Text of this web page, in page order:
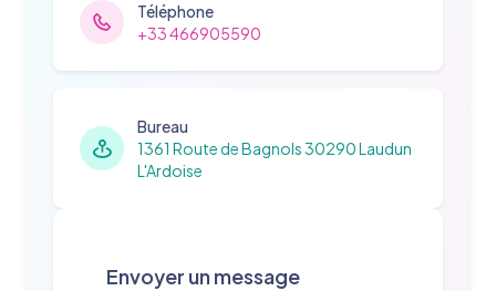
Téléphone
+33 466905590
Bureau
1361 Route de Bagnols 30290 Laudun
L'Ardoise
Envoyer un message